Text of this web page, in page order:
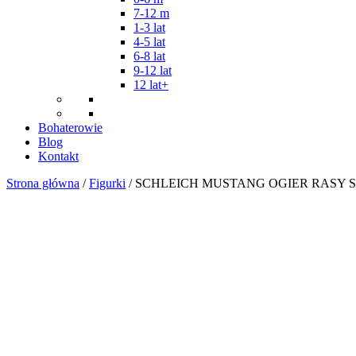
7-12 m
1-3 lat
4-5 lat
6-8 lat
9-12 lat
12 lat+
Bohaterowie
Blog
Kontakt
Strona główna /Figurki / SCHLEICH MUSTANG OGIER RASY